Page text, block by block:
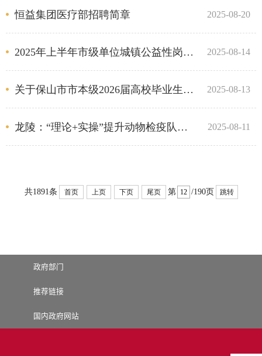
恒益集团医疗部招聘简章 2025-08-20
2025年上半年市级单位城镇公益性岗位补贴公示 2025-08-14
关于保山市市本级2026届高校毕业生一次性求职补贴的公示 2025-08-13
龙陵：“理论+实操”提升动物检疫队伍“看家本领” 2025-08-11
共1891条 首页 上页 下页 尾页 第 /190页 跳转